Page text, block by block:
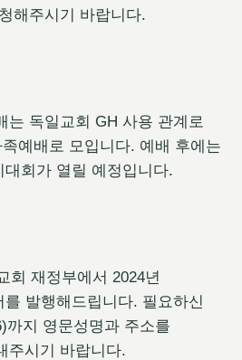
해주시기 바랍니다.
는 독일교회 GH 사용 관계로
예배로 모입니다. 예배 후에는
회가 열릴 예정입니다.
회 재정부에서 2024년
발행해드립니다. 필요하신
까지 영문성명과 주소를
주시기 바랍니다.